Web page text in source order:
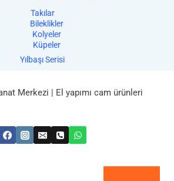
Takılar
Bileklikler
Kolyeler
Küpeler
Yılbaşı Serisi
Merkezi | El yapımı cam ürünleri